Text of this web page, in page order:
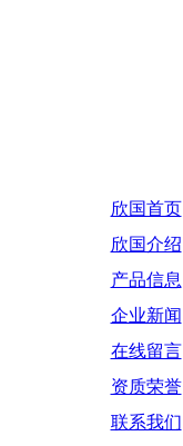
欣国首页
欣国介绍
产品信息
企业新闻
在线留言
资质荣誉
联系我们